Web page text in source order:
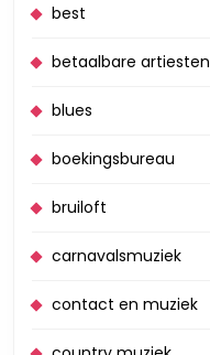
best
betaalbare artiesten
blues
boekingsbureau
bruiloft
carnavalsmuziek
contact en muziek